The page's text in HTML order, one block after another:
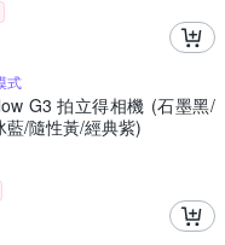
式
G3 拍立得相機 (石墨黑/
/隨性黃/經典紫)